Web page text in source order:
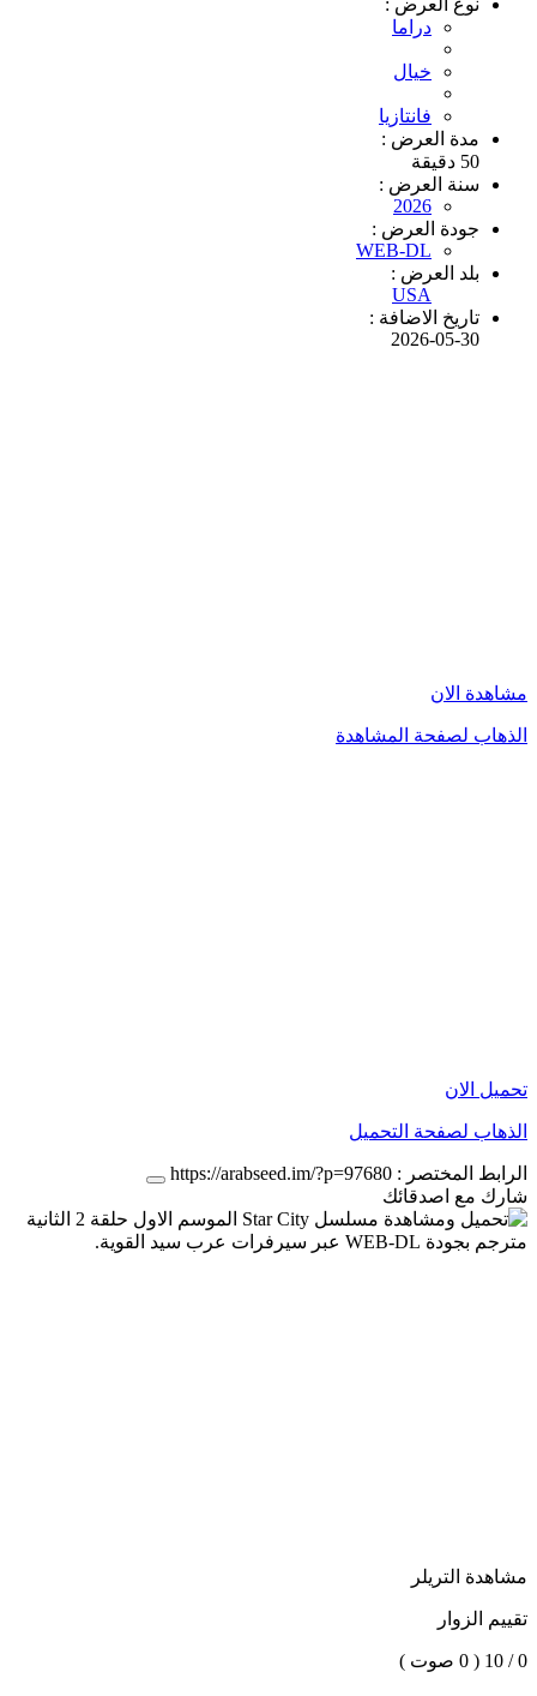
نوع العرض :
دراما
خيال
فانتازيا
مدة العرض :
50 دقيقة
سنة العرض :
2026
جودة العرض :
WEB-DL
بلد العرض :
USA
تاريخ الاضافة :
2026-05-30
مشاهدة الان
الذهاب لصفحة المشاهدة
تحميل الان
الذهاب لصفحة التحميل
الرابط المختصر : https://arabseed.im/?p=97680
شارك مع اصدقائك
مشاهدة التريلر
تقييم الزوار
0 / 10 ( 0 صوت )